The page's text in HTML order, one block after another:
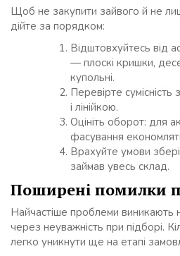
Щоб не закупити зайвого й не
дійте за порядком:
Відштовхуйтесь від
— плоскі кришки,
купольні.
Перевірте сумісність
і лінійкою.
Оцініть оборот: для
фасування
Врахуйте умови
займав увесь склад.
Поширені помилки
Найчастіше проблеми виникають
через неуважність при підборі.
легко уникнути ще на етапі